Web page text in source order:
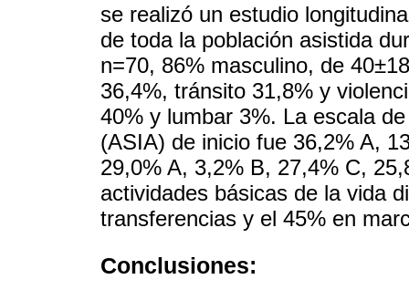
se realizó un estudio
de toda la población asistida
n=70, 86% masculino, de
36,4%, tránsito 31,8% y
40% y lumbar 3%. La escala
(ASIA) de inicio fue 36,2% A,
29,0% A, 3,2% B, 27,4% C,
actividades básicas de la vida
transferencias y el 45% en
Conclusiones: